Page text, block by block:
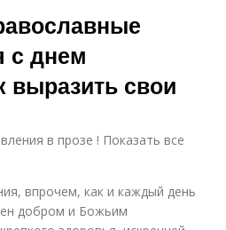
с днем
выразить свои
в прозе ! Показать все
впрочем, как и каждый день
добром и Божьим